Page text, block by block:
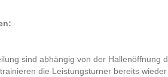
sind abhängig von der Hallenöffnung
die Leistungsturner bereits